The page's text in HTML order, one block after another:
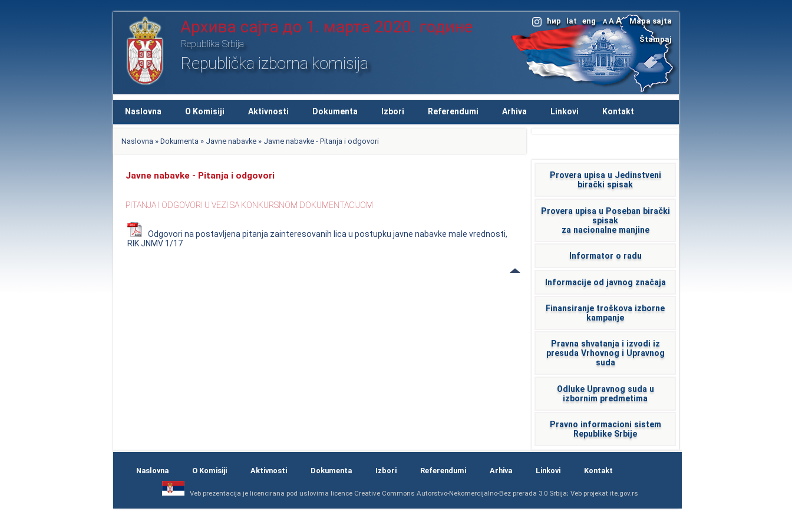
ћир lat eng A A A Mapa sajta
Štampaj
Republika Srbija
Republička izborna komisija
Naslovna O Komisiji Aktivnosti Dokumenta Izbori Referendumi Arhiva Linkovi Kontakt
Naslovna »Dokumenta » Javne nabavke » Javne nabavke - Pitanja i odgovori
Javne nabavke - Pitanja i odgovori
PITANJA I ODGOVORI U VEZI SA KONKURSNOM DOKUMENTACIJOM
Odgovori na postavlјena pitanja zainteresovanih lica u postupku javne nabavke male vrednosti,
RIK JNMV 1/17
Provera upisa u Jedinstveni
birački spisak
Provera upisa u Poseban birački
spisak
za nacionalne manjine
Informator o radu
Informacije od javnog značaja
Finansiranje troškova izborne
kampanje
Pravna shvatanja i izvodi iz
presuda Vrhovnog i Upravnog
suda
Odluke Upravnog suda u
izbornim predmetima
Pravno informacioni sistem
Republike Srbije
Naslovna O Komisiji Aktivnosti Dokumenta Izbori Referendumi Arhiva Linkovi Kontakt
Veb prezentacija je licencirana pod uslovima licence Creative Commons Autorstvo-Nekomercijalno-Bez prerada 3.0 Srbija; Veb projekat ite.gov.rs